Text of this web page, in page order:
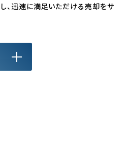
し、迅速に満足いただける売却をサ